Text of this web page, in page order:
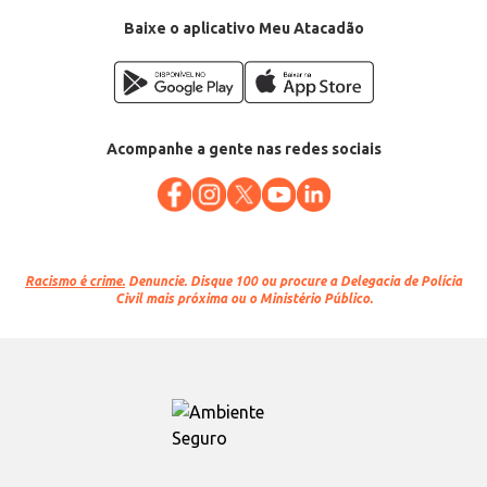
Baixe o aplicativo Meu Atacadão
Acompanhe a gente nas redes sociais
Racismo é crime. Denuncie. Disque 100 ou procure a Delegacia de Polícia
Civil mais próxima ou o Ministério Público.